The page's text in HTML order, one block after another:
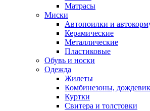
Матрасы
Миски
Автопоилки и
Керамические
Металлические
Пластиковые
Обувь и носки
Одежда
Жилеты
Комбинезоны,
Куртки
Свитера и толстовки